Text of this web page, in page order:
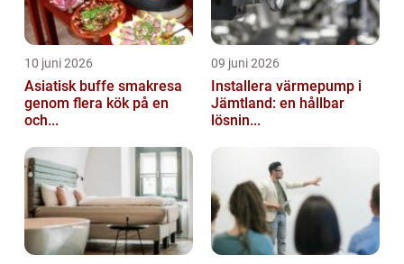
10 juni 2026
Asiatisk buffe smakresa
genom flera kök på en
och...
09 juni 2026
Installera värmepump i
Jämtland: en hållbar
lösnin...